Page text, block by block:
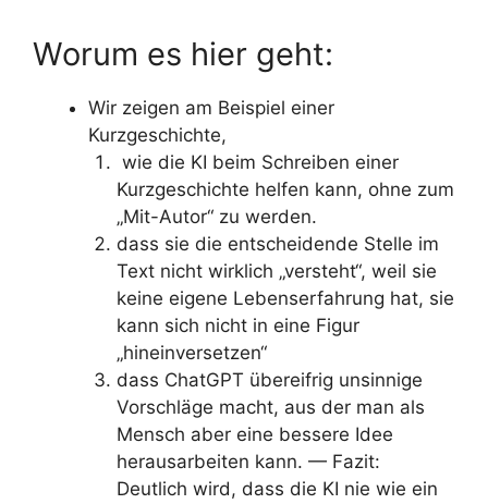
Worum es hier geht:
Wir zeigen am Beispiel einer
Kurzgeschichte,
wie die KI beim Schreiben einer
Kurzgeschichte helfen kann, ohne zum
„Mit-Autor“ zu werden.
dass sie die entscheidende Stelle im
Text nicht wirklich „versteht“, weil sie
keine eigene Lebenserfahrung hat, sie
kann sich nicht in eine Figur
„hineinversetzen“
dass ChatGPT übereifrig unsinnige
Vorschläge macht, aus der man als
Mensch aber eine bessere Idee
herausarbeiten kann. — Fazit:
Deutlich wird, dass die KI nie wie ein